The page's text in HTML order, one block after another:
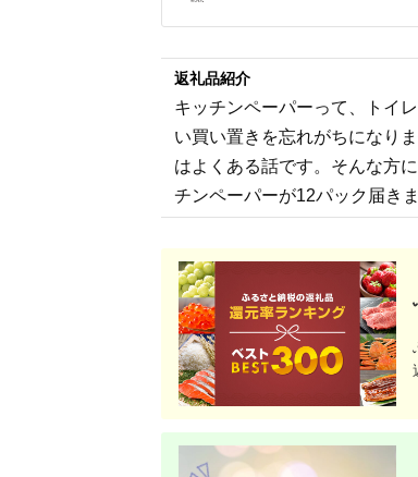
返礼品紹介
キッチンペーパーって、トイ
い買い置きを忘れがちになり
はよくある話です。そんな方
チンペーパーが12パック届きま